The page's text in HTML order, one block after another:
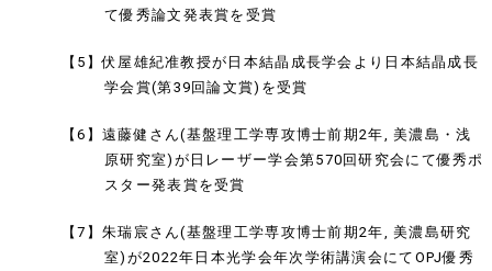
て優秀論文発表賞を受賞
【5】伏屋雄紀准教授が日本結晶成長学会より日本結晶成長
学会賞(第39回論文賞)を受賞
【6】遠藤健さん(基盤理工学専攻博士前期2年, 美濃島・浅
原研究室)が日レーザー学会第570回研究会にて優秀ポ
スター発表賞を受賞
【7】朱瑞宸さん(基盤理工学専攻博士前期2年, 美濃島研究
室)が2022年日本光学会年次学術講演会にてOPJ優秀